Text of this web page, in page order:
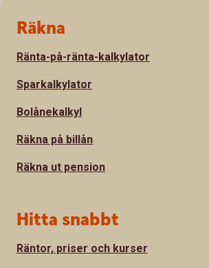
Sidfot
Räkna
Ränta-på-ränta-kalkylator
Sparkalkylator
Bolånekalkyl
Räkna på billån
Räkna ut pension
Hitta snabbt
Räntor, priser och kurser